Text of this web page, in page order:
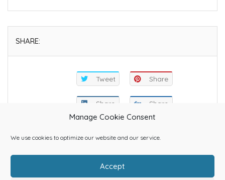
Manage Cookie Consent
We use cookies to optimize our website and our service.
Accept
SHARE:
Tweet Share
Share Share